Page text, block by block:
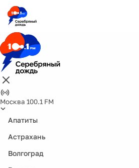
Москва 100.1 FM
Апатиты
Астрахань
Волгоград